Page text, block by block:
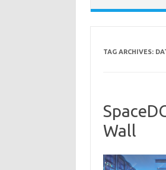
TAG ARCHIVES:
Wall